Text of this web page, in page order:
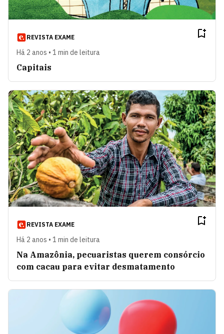
REVISTA EXAME
Há 2 anos • 1 min de leitura
Capitais
REVISTA EXAME
Há 2 anos • 1 min de leitura
Na Amazônia, pecuaristas querem consórcio
com cacau para evitar desmatamento